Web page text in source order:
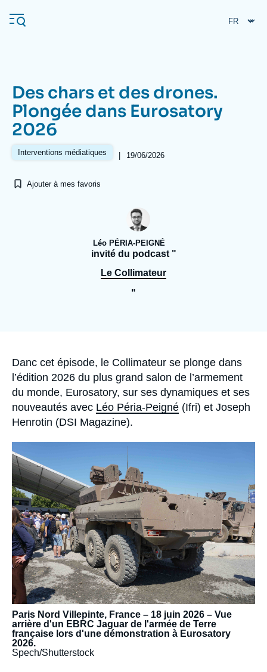
au
contenu
Navigation
principale
L'Ifri
Se connecter
À propos de l'Ifri
Proche-Orient
Des chars et des drones.
Plongée dans Eurosatory
2026
Interventions médiatiques | 19/06/2026
Ajouter à mes favoris
Léo PÉRIA-PEIGNÉ
invité du podcast "
Le Collimateur
"
Accroche
Danc cet épisode, le Collimateur se plonge dans
l’édition 2026 du plus grand salon de l’armement
du monde, Eurosatory, sur ses dynamiques et ses
nouveautés avec Léo Péria-Peigné (Ifri) et Joseph
Henrotin (DSI Magazine).
principale
médiatique
Paris Nord Villepinte, France – 18 juin 2026 – Vue
arrière d'un EBRC Jaguar de l'armée de Terre
française lors d'une démonstration à Eurosatory
2026.
Spech/Shutterstock